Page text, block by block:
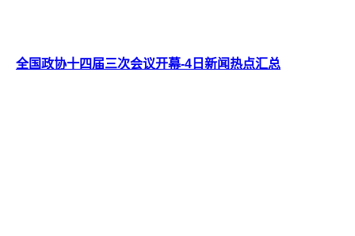
全国政协十四届三次会议开幕-4日新闻热点汇总